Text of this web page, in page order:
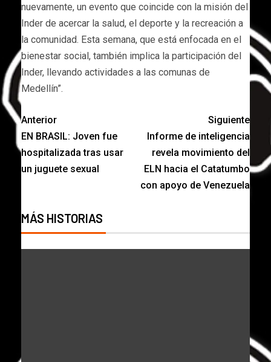
nuevamente, un evento que coincide con la misión del
Inder de acercar la salud, el deporte y la recreación a
la comunidad. Esta semana, que está enfocada en el
bienestar social, también implica la participación del
Inder, llevando actividades a las comunas de
Medellín”.
Anterior
EN BRASIL: Joven fue
hospitalizada tras usar
un juguete sexual
Siguiente
Informe de inteligencia
revela movimiento del
ELN hacia el Catatumbo
con apoyo de Venezuela
MÁS HISTORIAS